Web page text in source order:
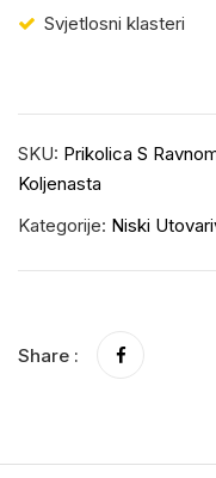
Svjetlosni klasteri
SKU: Prikolica S
Koljenasta
Kategorije: Niski
Share :